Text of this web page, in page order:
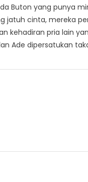
Buton yang punya
jatuh cinta, mereka
kehadiran pria lain
Ade dipersatukan